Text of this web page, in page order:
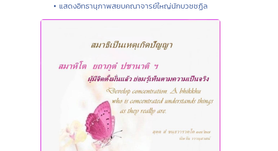
• แสดงอิทธานุภาพสยบคณาจารย์ใหญ่นักบวชชฏิล